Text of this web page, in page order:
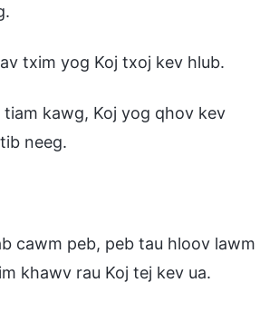
txim yog Koj txoj kev hlub.
kawg, Koj yog qhov kev
neeg.
cawm peb, peb tau hloov lawm
khawv rau Koj tej kev ua.